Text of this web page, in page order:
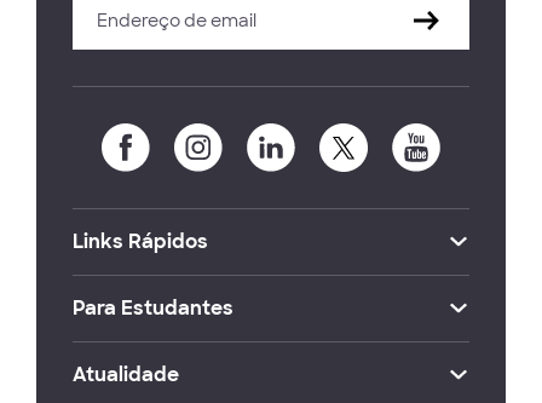
Links Rápidos
Para Estudantes
Atualidade